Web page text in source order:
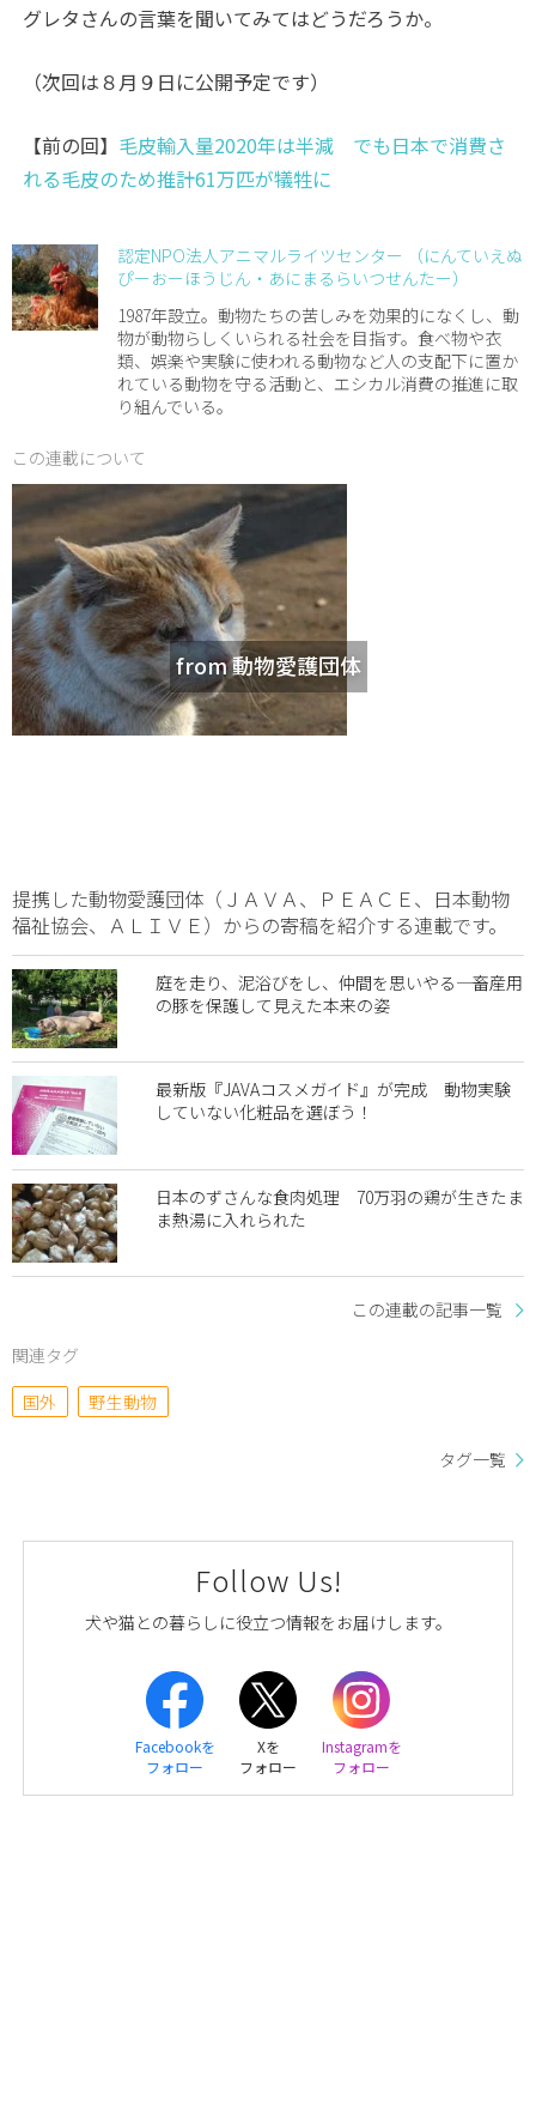
グレタさんの言葉を聞いてみてはどうだろうか。
（次回は８月９日に公開予定です）
【前の回】 毛皮輸入量2020年は半減 でも日本で消費さ
れる毛皮のため推計61万匹が犠牲に
認定NPO法人アニマルライツセンター （にんていえぬ
ぴーおーほうじん・あにまるらいつせんたー）
1987年設立。動物たちの苦しみを効果的になくし、動
物が動物らしくいられる社会を目指す。食べ物や衣
類、娯楽や実験に使われる動物など人の支配下に置か
れている動物を守る活動と、エシカル消費の推進に取
り組んでいる。
この連載について
from 動物愛護団体
提携した動物愛護団体（ＪＡＶＡ、ＰＥＡＣＥ、日本動物
福祉協会、ＡＬＩＶＥ）からの寄稿を紹介する連載です。
庭を走り、泥浴びをし、仲間を思いやる―― 畜産用
の豚を保護して見えた本来の姿
最新版『JAVAコスメガイド』が完成 動物実験
していない化粧品を選ぼう！
日本のずさんな食肉処理 70万羽の鶏が生きたま
ま熱湯に入れられた
この連載の記事一覧
関連タグ
国外
野生動物
タグ一覧
Follow Us!
犬や猫との暮らしに役立つ情報をお届けします。
Facebookを
フォロー
Xを
フォロー
Instagramを
フォロー